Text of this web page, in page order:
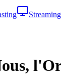
Streaming